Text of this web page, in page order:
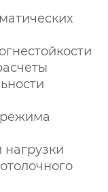
нагрузки